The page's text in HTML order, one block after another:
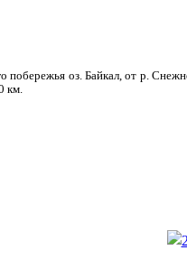
побережья оз. Байкал, от р.
км.